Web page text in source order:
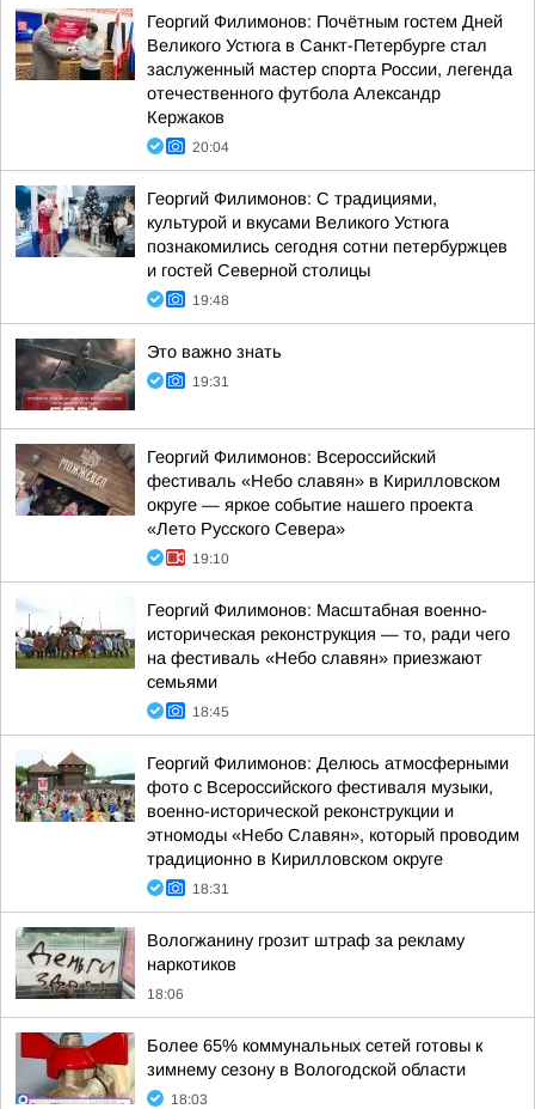
Георгий Филимонов: Почётным гостем Дней
Великого Устюга в Санкт-Петербурге стал
заслуженный мастер спорта России, легенда
отечественного футбола Александр
Кержаков
20:04
Георгий Филимонов: С традициями,
культурой и вкусами Великого Устюга
познакомились сегодня сотни петербуржцев
и гостей Северной столицы
19:48
Это важно знать
19:31
Георгий Филимонов: Всероссийский
фестиваль «Небо славян» в Кирилловском
округе — яркое событие нашего проекта
«Лето Русского Севера»
19:10
Георгий Филимонов: Масштабная военно-
историческая реконструкция — то, ради чего
на фестиваль «Небо славян» приезжают
семьями
18:45
Георгий Филимонов: Делюсь атмосферными
фото с Всероссийского фестиваля музыки,
военно-исторической реконструкции и
этномоды «Небо Славян», который проводим
традиционно в Кирилловском округе
18:31
Вологжанину грозит штраф за рекламу
наркотиков
18:06
Более 65% коммунальных сетей готовы к
зимнему сезону в Вологодской области
18:03